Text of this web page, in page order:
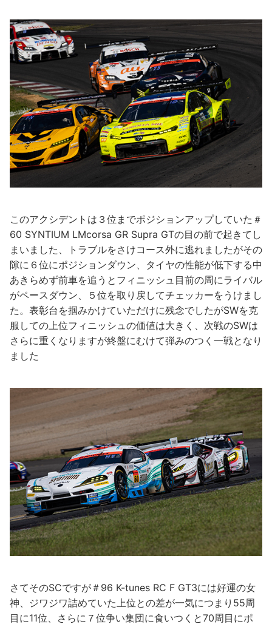
このアクシデントは３位までポジションアップしていた＃
60 SYNTIUM LMcorsa GR Supra GTの目の前で起きてし
まいました、トラブルをさけコース外に逃れましたがその
隙に６位にポジションダウン、タイヤの性能が低下する中
あきらめず前車を追うとフィニッシュ目前の周にライバル
がペースダウン、５位を取り戻してチェッカーをうけまし
た。表彰台を掴みかけていただけに残念でしたがSWを克
服しての上位フィニッシュの価値は大きく、次戦のSWは
さらに重くなりますが終盤にむけて弾みのつく一戦となり
ました
さてそのSCですが＃96 K-tunes RC F GT3には好運の女
神、ジワジワ詰めていた上位との差が一気につまり55周
目に11位、さらに７位争い集団に食いつくと70周目にポ